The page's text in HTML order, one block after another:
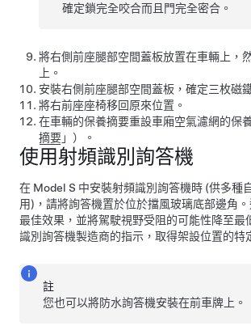
確定鎖完全咬合而且門完全密合。
將右側前座腿部空間蓋板放置在車輛上，
上。
安裝右側前座腿部空間蓋板，確定三枚磁
將右前座座椅移回原來位置。
在車輛的保養摘要重設車廂空氣濾網的保
摘要」）。
使用射頻識別詢答機
在 Model S 中安裝射頻識別詢答機時 (供多種
用)，請將詢答機置於位於擋風玻璃底部邊角
最佳效果，並將駕駛視野受阻的可能性降至最
識別詢答機製造商的指示，取得架設位置的特
註
您也可以將防水詢答機安裝在前車牌上。